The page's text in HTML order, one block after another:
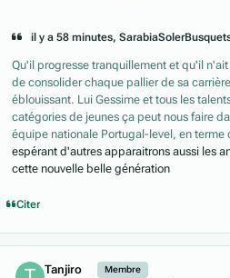
il y a 58 minutes,
Qu'il progresse tranquillement et qu'il
de consolider chaque pallier de sa
éblouissant. Lui Gessime et tous les
catégories de jeunes ça peut nous faire
équipe nationale Portugal-level, en
espérant d'autres apparaitrons aussi les
cette nouvelle belle génération
Citer
Tanjiro Membre